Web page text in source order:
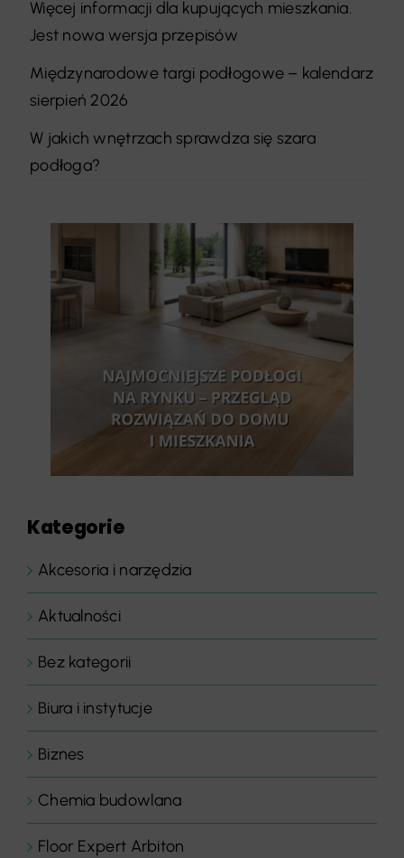
Więcej informacji dla kupujących mieszkania.
Jest nowa wersja przepisów
Międzynarodowe targi podłogowe – kalendarz
sierpień 2026
W jakich wnętrzach sprawdza się szara
podłoga?
Kategorie
Akcesoria i narzędzia
Aktualności
Bez kategorii
Biura i instytucje
Biznes
Chemia budowlana
Floor Expert Arbiton